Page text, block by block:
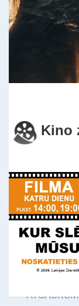
Es
uz vienu
lietas reizē.
Uzzināt vairāk
Kino